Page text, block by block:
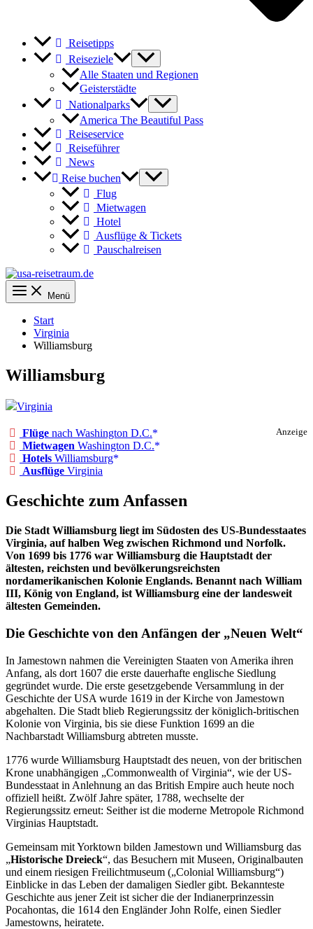
Reisetipps
Reiseziele
Alle Staaten und Regionen
Geisterstädte
Nationalparks
America The Beautiful Pass
Reiseservice
Reiseführer
News
Reise buchen
Flug
Mietwagen
Hotel
Ausflüge & Tickets
Pauschalreisen
Menü
Start
Virginia
Williamsburg
Williamsburg
Virginia
Anzeige
Flüge nach Washington D.C.
Mietwagen Washington D.C.
Hotels Williamsburg
Ausflüge Virginia
Geschichte zum Anfassen
Die Stadt Williamsburg liegt im Südosten des US-Bundesstaates
Virginia, auf halben Weg zwischen Richmond und Norfolk.
Von 1699 bis 1776 war Williamsburg die Hauptstadt der
ältesten, reichsten und bevölkerungsreichsten
nordamerikanischen Kolonie Englands. Benannt nach William
III, König von England, ist Williamsburg eine der landesweit
ältesten Gemeinden.
Die Geschichte von den Anfängen der „Neuen Welt“
In Jamestown nahmen die Vereinigten Staaten von Amerika ihren
Anfang, als dort 1607 die erste dauerhafte englische Siedlung
gegründet wurde. Die erste gesetzgebende Versammlung in der
Geschichte der USA wurde 1619 in der Kirche von Jamestown
abgehalten. Die Stadt blieb Regierungssitz der königlich-britischen
Kolonie von Virginia, bis sie diese Funktion 1699 an die
Nachbarstadt Williamsburg abtreten musste.
1776 wurde Williamsburg Hauptstadt des neuen, von der britischen
Krone unabhängigen „Commonwealth of Virginia“, wie der US-
Bundesstaat in Anlehnung an das British Empire auch heute noch
offiziell heißt. Zwölf Jahre später, 1788, wechselte der
Regierungssitz erneut: Seither ist die moderne Metropole Richmond
Virginias Hauptstadt.
Gemeinsam mit Yorktown bilden Jamestown und Williamsburg das
„Historische Dreieck“, das Besuchern mit Museen, Originalbauten
und einem riesigen Freilichtmuseum („Colonial Williamsburg“)
Einblicke in das Leben der damaligen Siedler gibt. Bekannteste
Geschichte aus jener Zeit ist sicher die der Indianerprinzessin
Pocahontas, die 1614 den Engländer John Rolfe, einen Siedler
Jamestowns, heiratete.